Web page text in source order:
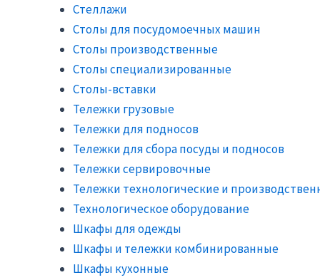
Стеллажи
Столы для посудомоечных машин
Столы производственные
Столы специализированные
Столы-вставки
Тележки грузовые
Тележки для подносов
Тележки для сбора посуды и подносов
Тележки сервировочные
Тележки технологические и
Технологическое оборудование
Шкафы для одежды
Шкафы и тележки комбинированные
Шкафы кухонные